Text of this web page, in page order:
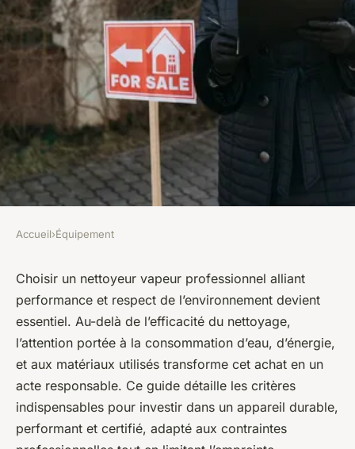
ÉQUIPEMENT
Guide d'achat des nettoyeurs
vapeur professionnels :
efficacité écologique
Léana• 5 décembre 2025•7 min de lecture
Accueil›Équipement
Choisir un nettoyeur vapeur professionnel alliant
performance et respect de l’environnement devient
essentiel. Au-delà de l’efficacité du nettoyage,
l’attention portée à la consommation d’eau, d’énergie,
et aux matériaux utilisés transforme cet achat en un
acte responsable. Ce guide détaille les critères
indispensables pour investir dans un appareil durable,
performant et certifié, adapté aux contraintes